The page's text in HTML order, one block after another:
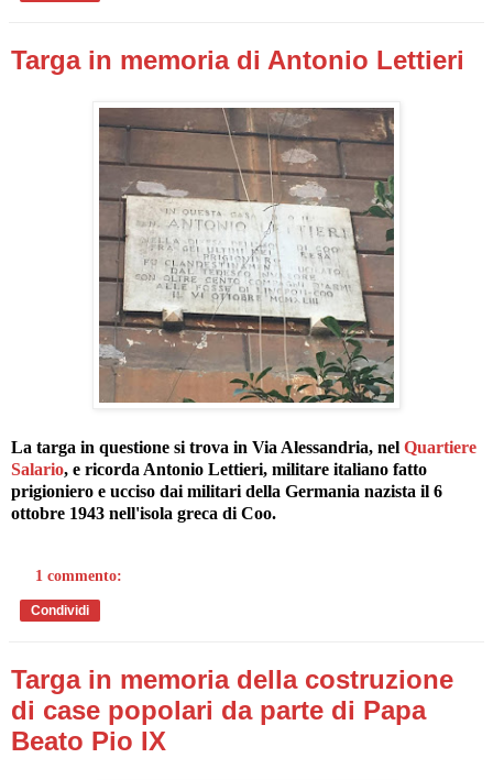
Targa in memoria di Antonio Lettieri
La targa in questione si trova in Via Alessandria, nel Quartiere
Salario, e ricorda Antonio Lettieri, militare italiano fatto
prigioniero e ucciso dai militari della Germania nazista il 6
ottobre 1943 nell'isola greca di Coo.
1 commento:
Condividi
Targa in memoria della costruzione
di case popolari da parte di Papa
Beato Pio IX